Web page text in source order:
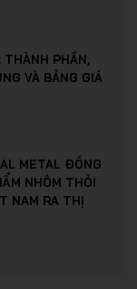
THÀNH PHẦN,
VÀ BẢNG GIÁ
METAL ĐỒNG
NHÔM THỎI
NAM RA THỊ